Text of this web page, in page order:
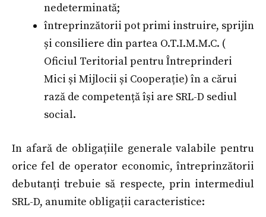
nedeterminată;
întreprinzătorii pot primi instruire, sprijin
și consiliere din partea O.T.I.M.M.C. (
Oficiul Teritorial pentru Întreprinderi
Mici și Mijlocii și Cooperație) în a cărui
rază de competență își are SRL-D sediul
social.
In afară de obligațiile generale valabile pentru
orice fel de operator economic, întreprinzătorii
debutanți trebuie să respecte, prin intermediul
SRL-D, anumite obligații caracteristice: